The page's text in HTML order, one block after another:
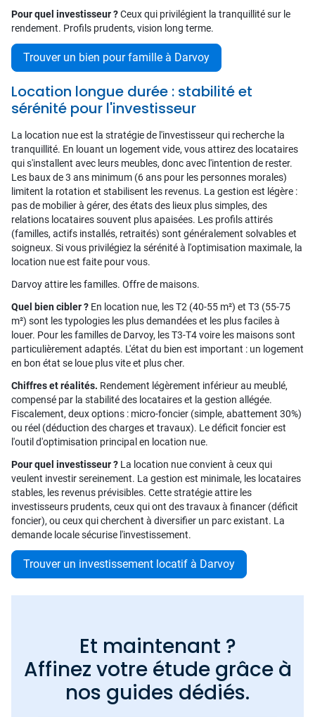
Pour quel investisseur ?Ceux qui privilégient la tranquillité sur le
rendement. Profils prudents, vision long terme.
Trouver un bien pour famille à Darvoy
Location longue durée : stabilité et
sérénité pour l'investisseur
La location nue est la stratégie de l'investisseur qui recherche la
tranquillité. En louant un logement vide, vous attirez des locataires
qui s'installent avec leurs meubles, donc avec l'intention de rester.
Les baux de 3 ans minimum (6 ans pour les personnes morales)
limitent la rotation et stabilisent les revenus. La gestion est légère :
pas de mobilier à gérer, des états des lieux plus simples, des
relations locataires souvent plus apaisées. Les profils attirés
(familles, actifs installés, retraités) sont généralement solvables et
soigneux. Si vous privilégiez la sérénité à l'optimisation maximale, la
location nue est faite pour vous.
Darvoy attire les familles. Offre de maisons.
Quel bien cibler ? En location nue, les T2 (40-55 m²) et T3 (55-75
m²) sont les typologies les plus demandées et les plus faciles à
louer. Pour les familles de Darvoy, les T3-T4 voire les maisons sont
particulièrement adaptés. L'état du bien est important : un logement
en bon état se loue plus vite et plus cher.
Chiffres et réalités. Rendement légèrement inférieur au meublé,
compensé par la stabilité des locataires et la gestion allégée.
Fiscalement, deux options : micro-foncier (simple, abattement 30%)
ou réel (déduction des charges et travaux). Le déficit foncier est
l'outil d'optimisation principal en location nue.
Pour quel investisseur ? La location nue convient à ceux qui
veulent investir sereinement. La gestion est minimale, les locataires
stables, les revenus prévisibles. Cette stratégie attire les
investisseurs prudents, ceux qui ont des travaux à financer (déficit
foncier), ou ceux qui cherchent à diversifier un parc existant. La
demande locale sécurise l'investissement.
Trouver un investissement locatif à Darvoy
Et maintenant ?
Affinez votre étude grâce à
nos guides dédiés.